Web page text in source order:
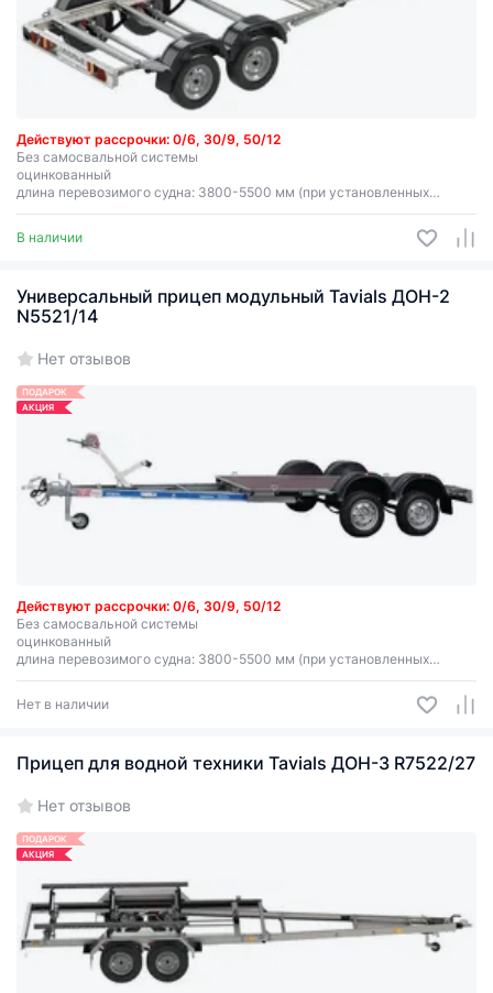
Действуют рассрочки: 0/6, 30/9, 50/12
Без самосвальной системы
оцинкованный
длина перевозимого судна: 3800-5500 мм (при установленных
ложементах)
грузоподъемность 488 кг
В наличии
Универсальный прицеп модульный Tavials ДОН-2
N5521/14
Нет отзывов
ПОДАРОК
АКЦИЯ
Действуют рассрочки: 0/6, 30/9, 50/12
Без самосвальной системы
оцинкованный
длина перевозимого судна: 3800-5500 мм (при установленных
ложементах)
Высота тента указывается от пола!
Нет в наличии
Прицеп для водной техники Tavials ДОН-3 R7522/27
Нет отзывов
ПОДАРОК
АКЦИЯ